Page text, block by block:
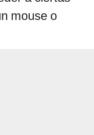
mouse o